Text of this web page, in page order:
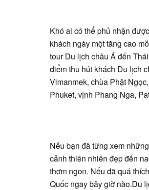
Khó ai có thể phủ nhận
khách ngày một tăng cao
tour Du lịch châu Á đến
điểm thu hút khách Du lịch
Vimanmek, chùa Phật
Phuket, vịnh Phang Nga,
Nếu bạn đã từng xem
cảnh thiên nhiên đẹp đến
thơm ngon. Nếu đã quá
Quốc ngay bây giờ nào.Du